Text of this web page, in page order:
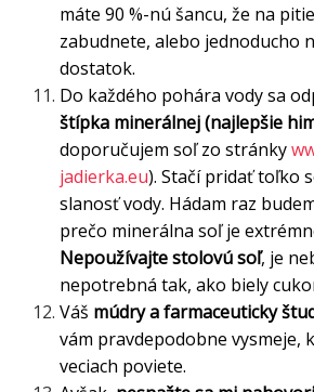
máte 90 %-nú šancu, že na
zabudnete, alebo jednoducho
dostatok.
Do každého pohára vody sa
štípka minerálnej (najlepšie
doporučujem soľ zo stránky
jadierka.eu). Stačí pridať toľko
slanosť vody. Hádam raz
prečo minerálna soľ je
Nepoužívajte stolovú soľ, je
nepotrebná tak, ako biely
Váš múdry a farmaceuticky
vám pravdepodobne vysmeje,
veciach poviete.